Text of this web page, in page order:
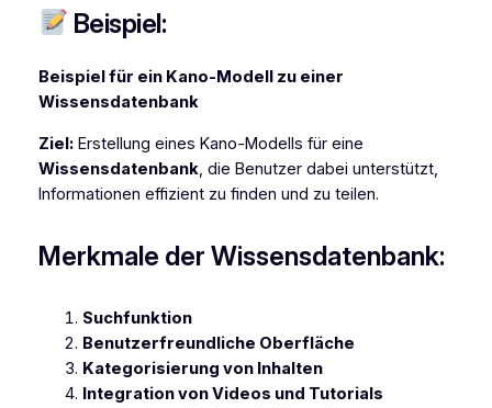
Beispiel:
Beispiel für ein Kano-Modell zu einer
Wissensdatenbank
Ziel:Erstellung eines Kano-Modells für eine
Wissensdatenbank, die Benutzer dabei unterstützt,
Informationen effizient zu finden und zu teilen.
Merkmale der Wissensdatenbank:
Suchfunktion
Benutzerfreundliche Oberfläche
Kategorisierung von Inhalten
Integration von Videos und Tutorials